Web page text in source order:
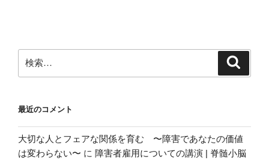
ン
索:
最近のコメント
大切な人とフェアな関係を育む 〜障害であなたの価値
は変わらない〜 に 障害者雇用についての講演 | 脊髄小脳